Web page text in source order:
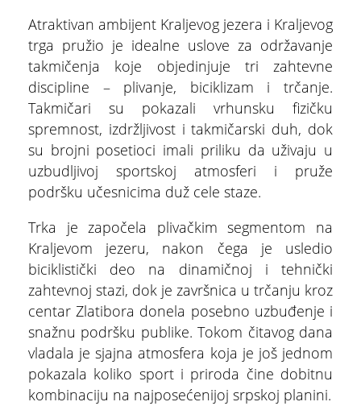
Atraktivan ambijent Kraljevog jezera i Kraljevog
trga pružio je idealne uslove za održavanje
takmičenja koje objedinjuje tri zahtevne
discipline – plivanje, biciklizam i trčanje.
Takmičari su pokazali vrhunsku fizičku
spremnost, izdržljivost i takmičarski duh, dok
su brojni posetioci imali priliku da uživaju u
uzbudljivoj sportskoj atmosferi i pruže
podršku učesnicima duž cele staze.
Trka je započela plivačkim segmentom na
Kraljevom jezeru, nakon čega je usledio
biciklistički deo na dinamičnoj i tehnički
zahtevnoj stazi, dok je završnica u trčanju kroz
centar Zlatibora donela posebno uzbuđenje i
snažnu podršku publike. Tokom čitavog dana
vladala je sjajna atmosfera koja je još jednom
pokazala koliko sport i priroda čine dobitnu
kombinaciju na najposećenijoj srpskoj planini.